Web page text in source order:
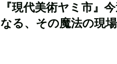
『現代美術ヤミ市』
なる、その魔法の現場